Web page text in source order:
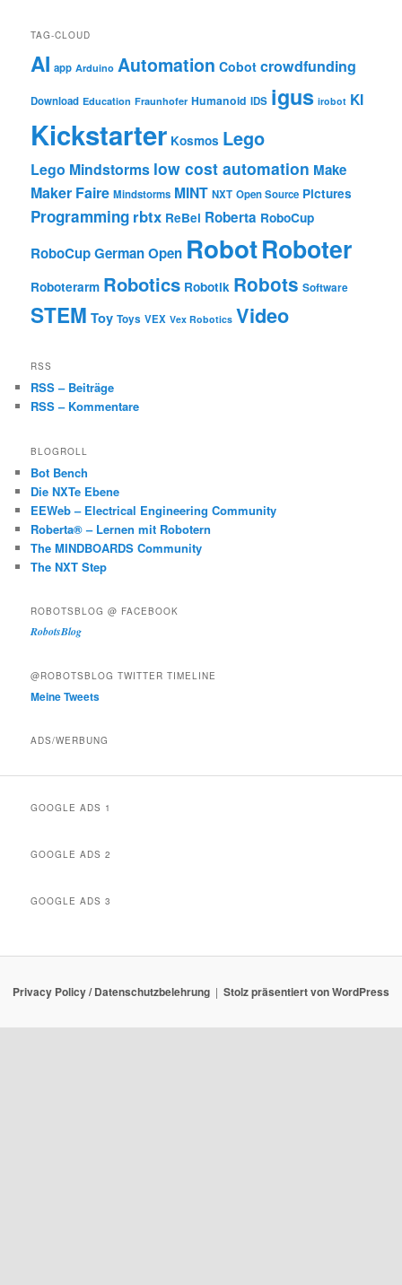
TAG-CLOUD
AI app Arduino Automation Cobot crowdfunding
Download Education Fraunhofer Humanoid IDS igus irobot KI
Kickstarter Kosmos Lego
Lego Mindstorms low cost automation Make
Maker Faire Mindstorms MINT NXT Open Source Pictures
Programming rbtx ReBel Roberta RoboCup
RoboCup German Open RobotRoboter
Roboterarm Robotics Robotik Robots Software
STEM Toy Toys VEX Vex Robotics Video
RSS
RSS – Beiträge
RSS – Kommentare
BLOGROLL
Bot Bench
Die NXTe Ebene
EEWeb – Electrical Engineering Community
Roberta® – Lernen mit Robotern
The MINDBOARDS Community
The NXT Step
ROBOTSBLOG @ FACEBOOK
RobotsBlog
@ROBOTSBLOG TWITTER TIMELINE
Meine Tweets
ADS/WERBUNG
GOOGLE ADS 1
GOOGLE ADS 2
GOOGLE ADS 3
Privacy Policy / Datenschutzbelehrung Stolz präsentiert von WordPress